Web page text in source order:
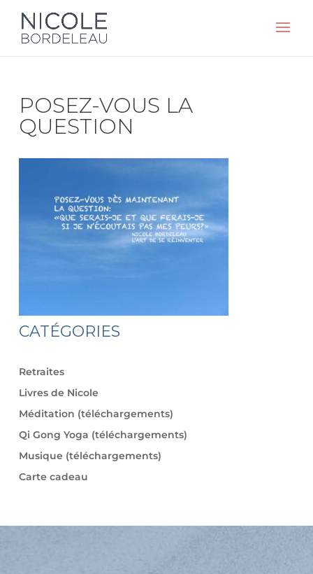
POSEZ-VOUS LA
QUESTION
CATÉGORIES
Retraites
Livres de Nicole
Méditation (téléchargements)
Qi Gong Yoga (téléchargements)
Musique (téléchargements)
Carte cadeau